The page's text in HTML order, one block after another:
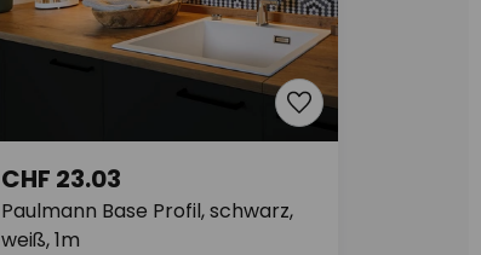
Paulmann Base Profil, schwarz,
weiß, 1m
CHF 23.03